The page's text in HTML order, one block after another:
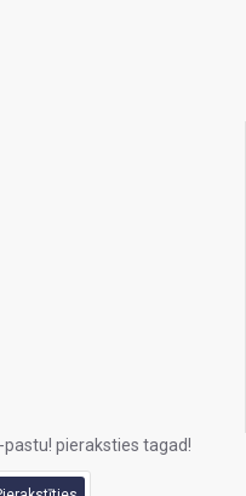
pieraksties tagad!